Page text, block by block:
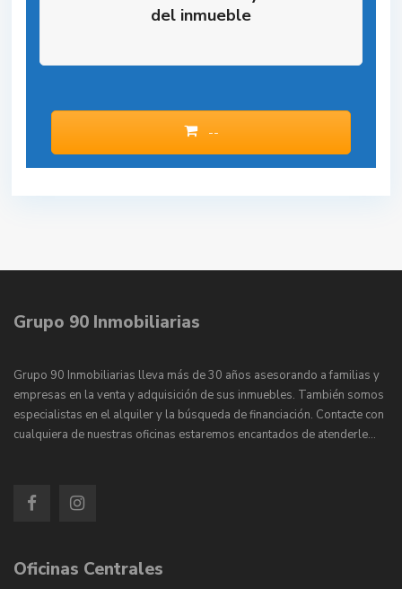
del inmueble
--
Grupo 90 Inmobiliarias
Grupo 90 Inmobiliarias lleva más de 30 años asesorando a familias y
empresas en la venta y adquisición de sus inmuebles. También somos
especialistas en el alquiler y la búsqueda de financiación. Contacte con
cualquiera de nuestras oficinas estaremos encantados de atenderle…
Oficinas Centrales